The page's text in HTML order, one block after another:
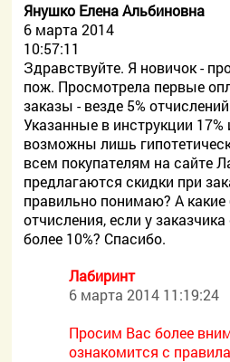
Янушко Елена Альбиновна
6 марта 2014
10:57:11
Здравствуйте. Я новичок -
пож. Просмотрела первые
заказы - везде 5%
Указанные в инструкции 17%
возможны лишь
всем покупателям на сайте
предлагаются скидки при
правильно понимаю? А какие
отчисления, если у заказчика
более 10%? Спасибо.
Лабиринт
6 марта 2014 11:19:24
Просим Вас более
ознакомится с